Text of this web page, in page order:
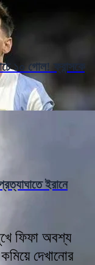
১০ গোল! ফ্রান্সকে
ইরানে
ফিফা অবশ্য
দেখানোর